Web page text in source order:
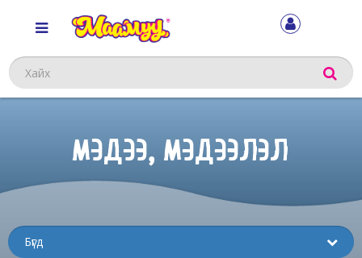
Хайх
МЭДЭЭ, МЭДЭЭЛЭЛ